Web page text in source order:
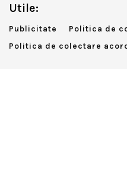
Utile:
Publicitate
Politica de
Politica de colectare